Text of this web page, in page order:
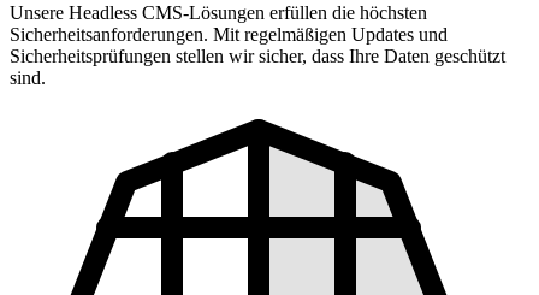
Unsere Headless CMS-Lösungen erfüllen die höchsten
Sicherheitsanforderungen. Mit regelmäßigen Updates und
Sicherheitsprüfungen stellen wir sicher, dass Ihre Daten geschützt
sind.